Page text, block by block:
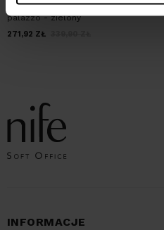
Kombinezon z nogawkami
palazzo - zielony
271,92 ZŁ
INFORMACJE